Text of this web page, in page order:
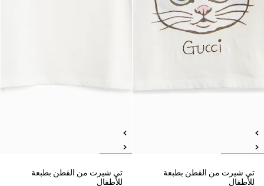
تي شيرت من القطن بطبعة
للأطفال
تي شيرت من القطن بطبعة
للأطفال